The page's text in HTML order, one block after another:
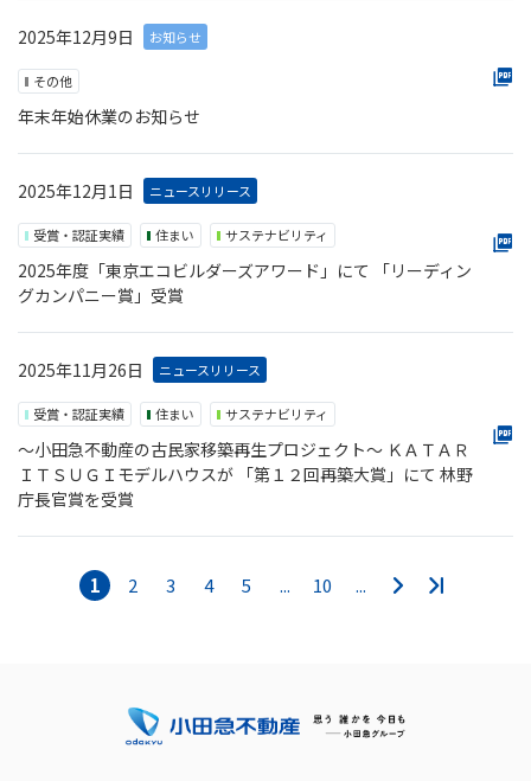
2025年12月9日 お知らせ
その他
年末年始休業のお知らせ
2025年12月1日 ニュースリリース
受賞・認証実績 住まい サステナビリティ
2025年度「東京エコビルダーズアワード」にて 「リーディン
グカンパニー賞」受賞
2025年11月26日 ニュースリリース
受賞・認証実績 住まい サステナビリティ
～小田急不動産の古民家移築再生プロジェクト～ ＫＡＴＡＲ
ＩＴＳＵＧＩモデルハウスが 「第１２回再築大賞」にて 林野
庁長官賞を受賞
1 2 3 4 5 ... 10 ...